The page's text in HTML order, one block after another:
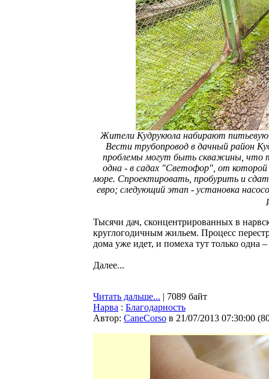
Жители Кудрукюла набирают
Вести трубопровод в дачный район
проблемы могут быть скважины, что
одна - в садах "Светофор", от
море. Спроектировать, пробурить и
евро; следующий этап - установка
Тысячи дач, сконцентрированных в
круглогодичным жильем. Процесс
дома уже идет, и помеха тут только одна
Далее...
Читать дальше... | 7089 байт
Нарва : Благодарность
Автор: CaneCorso в 21/07/2013 07:30:00 (